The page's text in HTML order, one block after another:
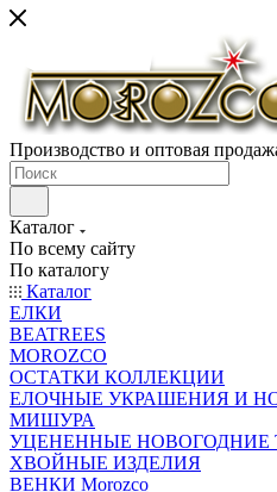
Производство и оптовая
Каталог
По всему сайту
По каталогу
Каталог
ЕЛКИ
BEATREES
MOROZCO
ОСТАТКИ КОЛЛЕКЦИИ
ЕЛОЧНЫЕ УКРАШЕНИЯ И
МИШУРА
УЦЕНЕННЫЕ НОВОГОДНИЕ
ХВОЙНЫЕ ИЗДЕЛИЯ
ВЕНКИ Morozco